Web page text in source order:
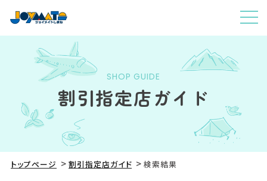
SHOP GUIDE
割引指定店ガイド
トップページ 割引指定店ガイド 検索結果